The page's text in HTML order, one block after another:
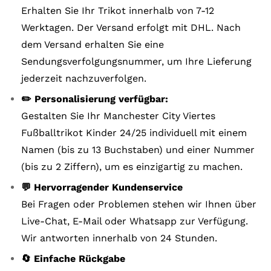
Erhalten Sie Ihr Trikot innerhalb von 7-12
Werktagen. Der Versand erfolgt mit DHL. Nach
dem Versand erhalten Sie eine
Sendungsverfolgungsnummer, um Ihre Lieferung
jederzeit nachzuverfolgen.
✏️ Personalisierung verfügbar:
Gestalten Sie Ihr Manchester City Viertes
Fußballtrikot Kinder 24/25 individuell mit einem
Namen (bis zu 13 Buchstaben) und einer Nummer
(bis zu 2 Ziffern), um es einzigartig zu machen.
💬 Hervorragender Kundenservice
Bei Fragen oder Problemen stehen wir Ihnen über
Live-Chat, E-Mail oder Whatsapp zur Verfügung.
Wir antworten innerhalb von 24 Stunden.
🔄 Einfache Rückgabe